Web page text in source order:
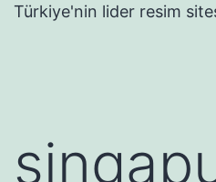
Türkiye'nin lider resim